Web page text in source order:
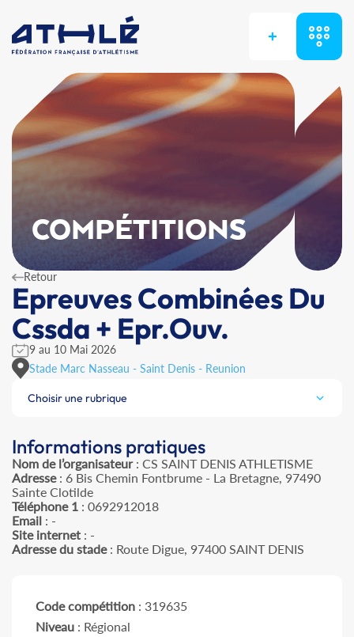
+
COMPÉTITIONS
Retour
Epreuves Combinées Du
Cssda + Epr.Ouv.
9 au 10 Mai 2026
Stade Marc Nasseau - Saint Denis - Reunion
Choisir une rubrique
Informations pratiques
Nom de l’organisateur: CS SAINT DENIS ATHLETISME
Adresse: 6 Bis Chemin Fontbrume - La Bretagne, 97490
Sainte Clotilde
Téléphone 1 : 0692912018
Email : -
Site internet : -
Adresse du stade: Route Digue, 97400 SAINT DENIS
Code compétition : 319635
Niveau : Régional